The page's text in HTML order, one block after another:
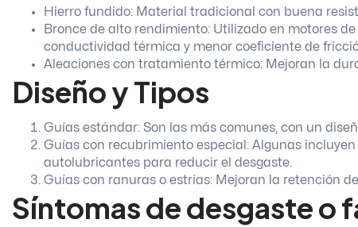
Hierro fundido: Material tradicional con buena
Bronce de alto rendimiento: Utilizado en motores
conductividad térmica y menor coeficiente de
Aleaciones con tratamiento térmico: Mejoran la
Diseño y Tipos
Guías estándar: Son las más comunes, con un
Guías con recubrimiento especial: Algunas
autolubricantes para reducir el desgaste.
Guías con ranuras o estrías: Mejoran la retención
Síntomas de desgaste o